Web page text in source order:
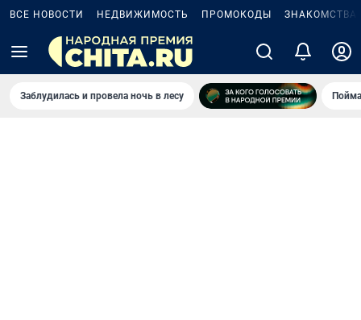
ВСЕ НОВОСТИ НЕДВИЖИМОСТЬ ПРОМОКОДЫ ЗНАКОМСТВА
Заблудилась и провела ночь в лесу